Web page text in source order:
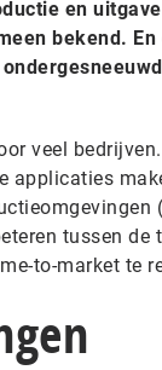
en
bekend.
veel
tussen
to-market te